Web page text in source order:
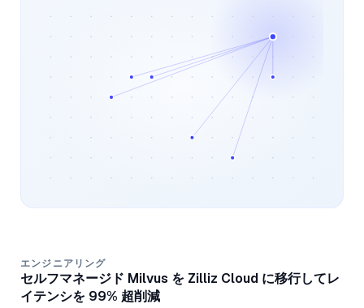
エンジニアリング
セルフマネージド Milvus を Zilliz Cloud に移行してレ
イテンシを 99% 超削減